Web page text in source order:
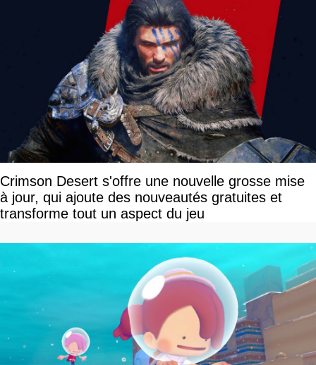
Crimson Desert s'offre une nouvelle grosse mise
à jour, qui ajoute des nouveautés gratuites et
transforme tout un aspect du jeu